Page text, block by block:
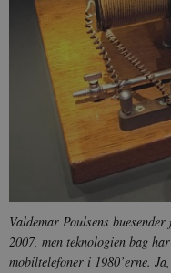
Valdemar Poulsens
2007, men teknologien bag
mobiltelefoner i 1980’erne.